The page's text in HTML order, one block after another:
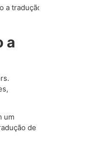
a tradução
a
um
de